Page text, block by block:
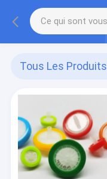
Tous Les Produits